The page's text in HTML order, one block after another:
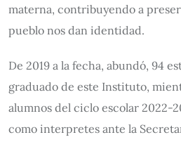
materna, contribuyendo a
pueblo nos dan identidad.
De 2019 a la fecha, abundó, 94
graduado de este Instituto,
alumnos del ciclo escolar 2022-
como interpretes ante la